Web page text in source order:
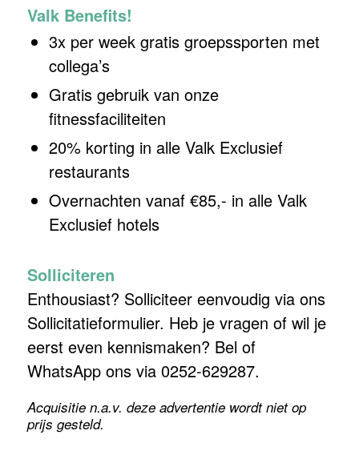
Valk Benefits!
3x per week gratis groepssporten met
collega’s
Gratis gebruik van onze
fitnessfaciliteiten
20% korting in alle Valk Exclusief
restaurants
Overnachten vanaf €85,- in alle Valk
Exclusief hotels
Solliciteren
Enthousiast? Solliciteer eenvoudig via ons
Sollicitatieformulier. Heb je vragen of wil je
eerst even kennismaken? Bel of
WhatsApp ons via 0252-629287.
Acquisitie n.a.v. deze advertentie wordt niet op
prijs gesteld.